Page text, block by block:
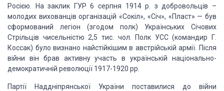
Росією. На заклик ГУР 6 серпня 1914 р. з добровольців –
молодих вихованців організацій «Сокіл», «Січ», «Пласт» — був
сформований легіон (згодом полк) Українських Січових
Стрільців чисельністю 2,5 тис. чол. Полк УСС (командир Г.
Коссак) було визнано найстійкішим в австрійській армії. Після
війни він брав активну участь в українській національно-
демократичній революції 1917-1920 рр.
Партії Наддніпрянської України поставилися до війни